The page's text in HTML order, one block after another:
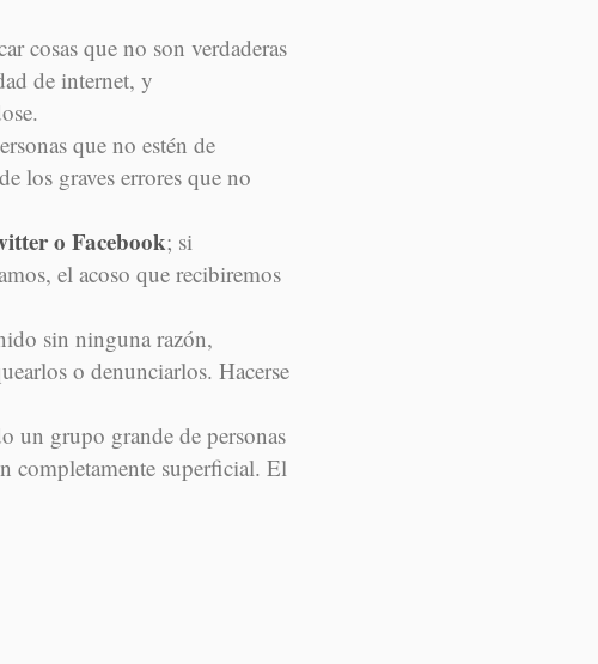
cosas que no son verdaderas
de internet, y
que no estén de
los graves errores que no
o Facebook; si
el acoso que recibiremos
sin ninguna razón,
o denunciarlos. Hacerse
un grupo grande de personas
completamente superficial. El